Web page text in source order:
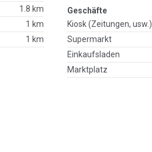
1.8 km
1 km
1 km
Geschäfte
Kiosk (Zeitungen, usw.)
Supermarkt
Einkaufsladen
Marktplatz